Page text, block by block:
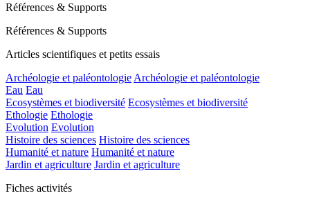
Références & Supports
Références & Supports
Articles scientifiques et petits essais
Archéologie et paléontologie Archéologie et paléontologie
Eau Eau
Ecosystèmes et biodiversité Ecosystèmes et biodiversité
Ethologie Ethologie
Evolution Evolution
Histoire des sciences Histoire des sciences
Humanité et nature Humanité et nature
Jardin et agriculture Jardin et agriculture
Fiches activités